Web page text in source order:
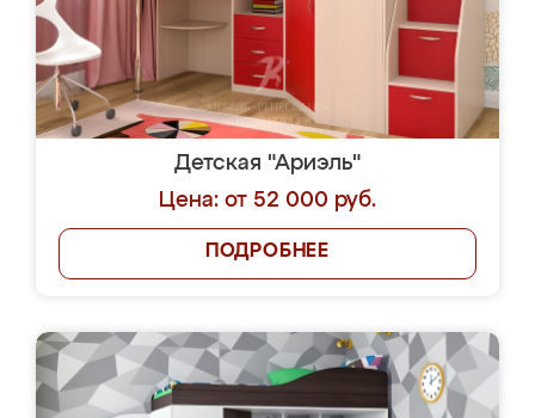
Детская "Ариэль"
Цена: от 52 000 руб.
ПОДРОБНЕЕ